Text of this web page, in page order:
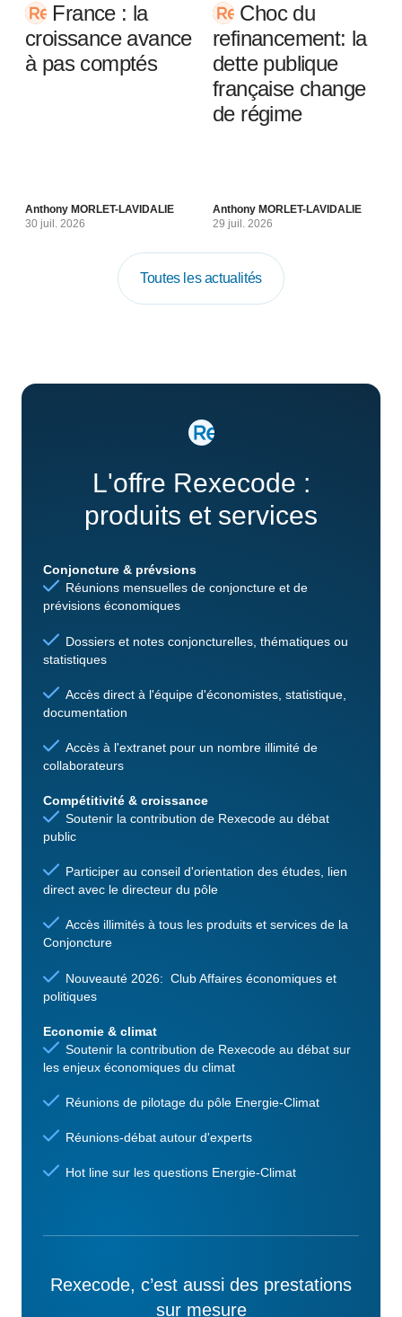
France : la
croissance avance
à pas comptés
Anthony MORLET-LAVIDALIE
30 juil. 2026
Choc du
refinancement: la
dette publique
française change
de régime
Anthony MORLET-LAVIDALIE
29 juil. 2026
Toutes les actualités
L'offre Rexecode :
produits et services
Conjoncture & prévsions
Réunions mensuelles de conjoncture et de
prévisions économiques
Dossiers et notes conjoncturelles, thématiques ou
statistiques
Accès direct à l'équipe d'économistes, statistique,
documentation
Accès à l'extranet pour un nombre illimité de
collaborateurs
Compétitivité & croissance
Soutenir la contribution de Rexecode au débat
public
Participer au conseil d'orientation des études, lien
direct avec le directeur du pôle
Accès illimités à tous les produits et services de la
Conjoncture
Nouveauté 2026: Club Affaires économiques et
politiques
Economie & climat
Soutenir la contribution de Rexecode au débat sur
les enjeux économiques du climat
Réunions de pilotage du pôle Energie-Climat
Réunions-débat autour d'experts
Hot line sur les questions Energie-Climat
Rexecode, c’est aussi des prestations
sur mesure